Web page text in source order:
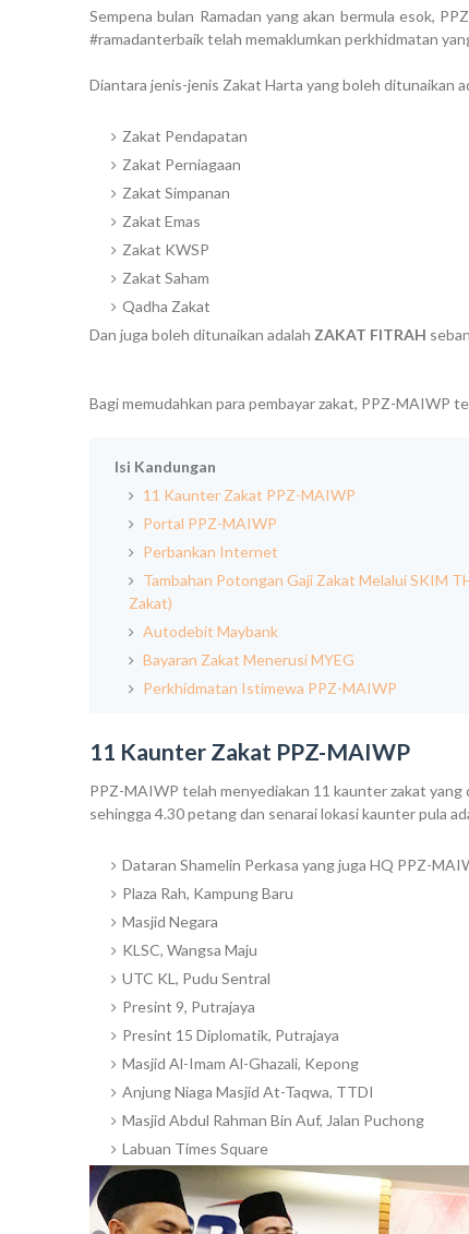
Sempena bulan Ramadan yang akan bermula esok,
#ramadanterbaik telah memaklumkan perkhidmatan
Diantara jenis-jenis Zakat Harta yang boleh ditunaikan
Zakat Pendapatan
Zakat Perniagaan
Zakat Simpanan
Zakat Emas
Zakat KWSP
Zakat Saham
Qadha Zakat
Dan juga boleh ditunaikan adalah ZAKAT FITRAH
Bagi memudahkan para pembayar zakat, PPZ-MAIWP
Isi Kandungan
11 Kaunter Zakat PPZ-MAIWP
Portal PPZ-MAIWP
Perbankan Internet
Tambahan Potongan Gaji Zakat Melalui SKIM
Zakat)
Autodebit Maybank
Bayaran Zakat Menerusi MYEG
Perkhidmatan Istimewa PPZ-MAIWP
11 Kaunter Zakat PPZ-MAIWP
PPZ-MAIWP telah menyediakan 11 kaunter zakat
sehingga 4.30 petang dan senarai lokasi kaunter pula
Dataran Shamelin Perkasa yang juga HQ PPZ-
Plaza Rah, Kampung Baru
Masjid Negara
KLSC, Wangsa Maju
UTC KL, Pudu Sentral
Presint 9, Putrajaya
Presint 15 Diplomatik, Putrajaya
Masjid Al-Imam Al-Ghazali, Kepong
Anjung Niaga Masjid At-Taqwa, TTDI
Masjid Abdul Rahman Bin Auf, Jalan Puchong
Labuan Times Square